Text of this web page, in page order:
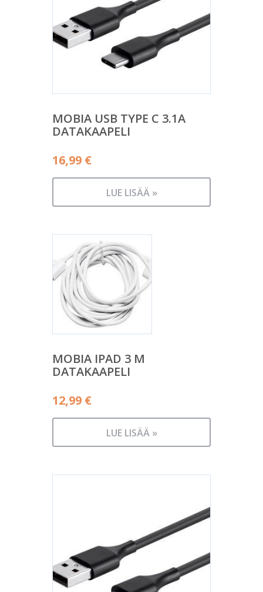
MOBIA USB TYPE C 3.1A
DATAKAAPELI
16,99 €
LUE LISÄÄ »
MOBIA IPAD 3 M
DATAKAAPELI
12,99 €
LUE LISÄÄ »